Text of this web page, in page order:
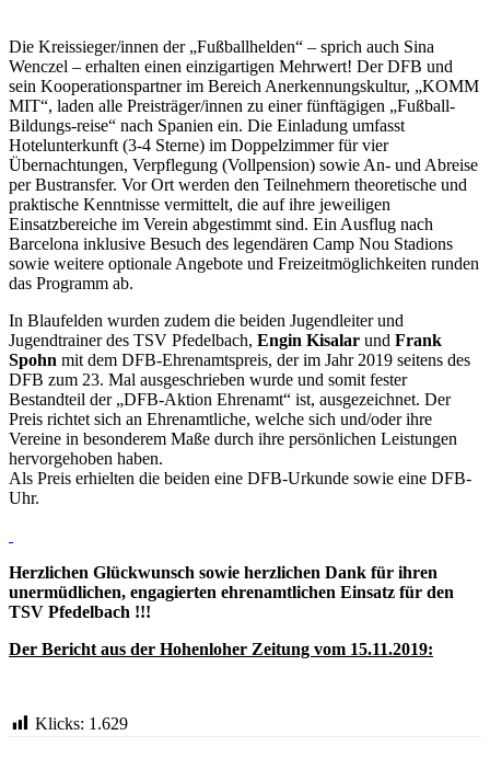
Die Kreissieger/innen der „Fußballhelden“ – sprich auch Sina
Wenczel – erhalten einen einzigartigen Mehrwert! Der DFB und
sein Kooperationspartner im Bereich Anerkennungskultur, „KOMM
MIT“, laden alle Preisträger/innen zu einer fünftägigen „Fußball-
Bildungs-reise“ nach Spanien ein. Die Einladung umfasst
Hotelunterkunft (3-4 Sterne) im Doppelzimmer für vier
Übernachtungen, Verpflegung (Vollpension) sowie An- und Abreise
per Bustransfer. Vor Ort werden den Teilnehmern theoretische und
praktische Kenntnisse vermittelt, die auf ihre jeweiligen
Einsatzbereiche im Verein abgestimmt sind. Ein Ausflug nach
Barcelona inklusive Besuch des legendären Camp Nou Stadions
sowie weitere optionale Angebote und Freizeitmöglichkeiten runden
das Programm ab.
In Blaufelden wurden zudem die beiden Jugendleiter und
Jugendtrainer des TSV Pfedelbach, Engin Kisalar und Frank
Spohn mit dem DFB-Ehrenamtspreis, der im Jahr 2019 seitens des
DFB zum 23. Mal ausgeschrieben wurde und somit fester
Bestandteil der „DFB-Aktion Ehrenamt“ ist, ausgezeichnet. Der
Preis richtet sich an Ehrenamtliche, welche sich und/oder ihre
Vereine in besonderem Maße durch ihre persönlichen Leistungen
hervorgehoben haben.
Als Preis erhielten die beiden eine DFB-Urkunde sowie eine DFB-
Uhr.
Herzlichen Glückwunsch sowie herzlichen Dank für ihren
unermüdlichen, engagierten ehrenamtlichen Einsatz für den
TSV Pfedelbach !!!
Der Bericht aus der Hohenloher Zeitung vom 15.11.2019:
Klicks: 1.629